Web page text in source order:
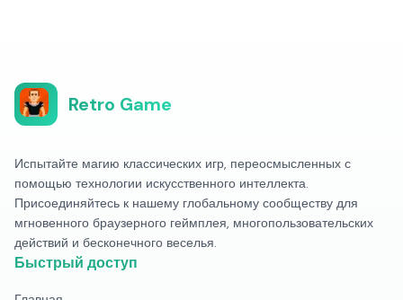
Retro Game
Испытайте магию классических игр, переосмысленных с
помощью технологии искусственного интеллекта.
Присоединяйтесь к нашему глобальному сообществу для
мгновенного браузерного геймплея, многопользовательских
действий и бесконечного веселья.
Быстрый доступ